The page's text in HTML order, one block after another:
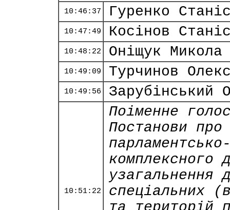
10:46:37 Гуренко
10:47:49 Косінов
10:48:22 Оніщук Микола
10:49:09 Турчинов
10:49:56 Зарубінський
10:51:22
Поіменне
Постанови про
комплексного
узагальнення
спеціальних